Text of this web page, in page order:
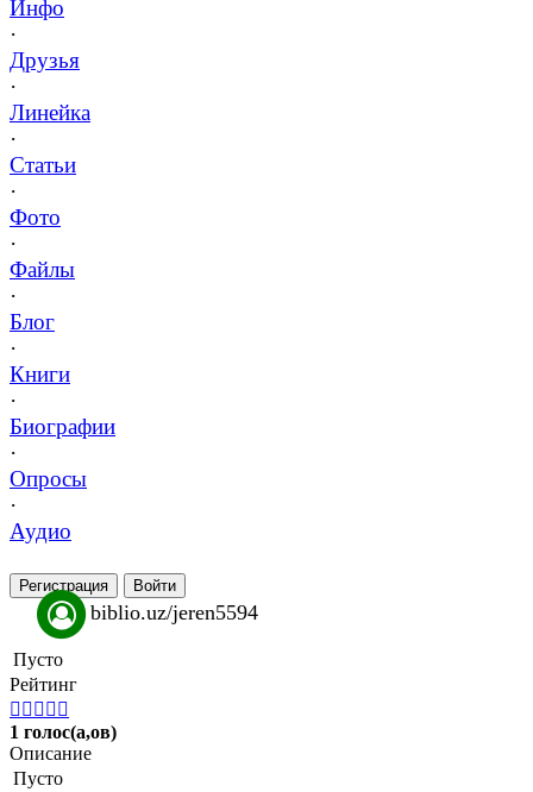
Инфо
·
Друзья
·
Линейка
·
Статьи
·
Фото
·
Файлы
·
Блог
·
Книги
·
Биографии
·
Опросы
·
Аудио
Регистрация Войти
biblio.uz/jeren5594
Пусто
Рейтинг
    
1 голос(а,ов)
Описание
Пусто